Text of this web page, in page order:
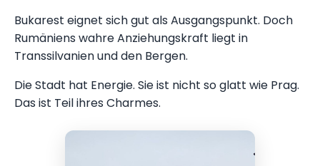
Bukarest eignet sich gut als Ausgangspunkt. Doch
Rumäniens wahre Anziehungskraft liegt in
Transsilvanien und den Bergen.
Die Stadt hat Energie. Sie ist nicht so glatt wie Prag.
Das ist Teil ihres Charmes.